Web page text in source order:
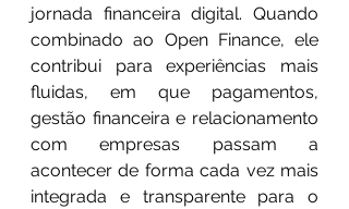
jornada financeira digital. Quando
combinado ao Open Finance, ele
contribui para experiências mais
fluidas, em que pagamentos,
gestão financeira e relacionamento
com empresas passam a
acontecer de forma cada vez mais
integrada e transparente para o